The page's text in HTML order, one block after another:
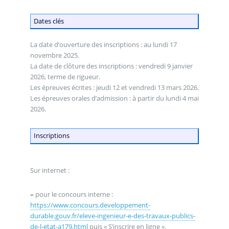
Dates clés
La date d’ouverture des inscriptions : au lundi 17
novembre 2025.
La date de clôture des inscriptions : vendredi 9 janvier
2026, terme de rigueur.
Les épreuves écrites : jeudi 12 et vendredi 13 mars 2026.
Les épreuves orales d’admission : à partir du lundi 4 mai
2026.
Inscriptions
Sur internet :
– pour le concours interne :
https://www.concours.developpement-
durable.gouv.fr/eleve-ingenieur-e-des-travaux-publics-
de-l-etat-a179.htmlpuis « S’inscrire en ligne ».